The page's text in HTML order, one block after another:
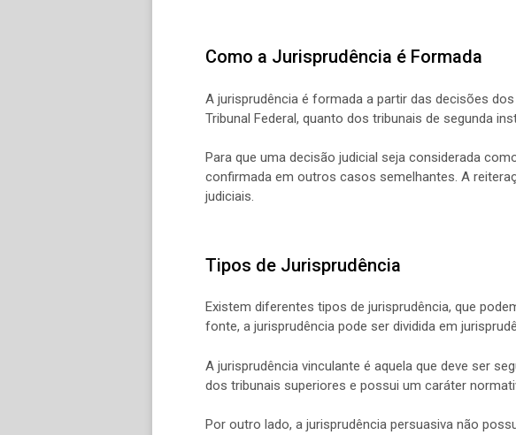
Como a Jurisprudência é Formada
A jurisprudência é formada a partir das decisões
Tribunal Federal, quanto dos tribunais de segunda
Para que uma decisão judicial seja considerada
confirmada em outros casos semelhantes. A
judiciais.
Tipos de Jurisprudência
Existem diferentes tipos de jurisprudência, que
fonte, a jurisprudência pode ser dividida em
A jurisprudência vinculante é aquela que deve ser
dos tribunais superiores e possui um caráter
Por outro lado, a jurisprudência persuasiva não